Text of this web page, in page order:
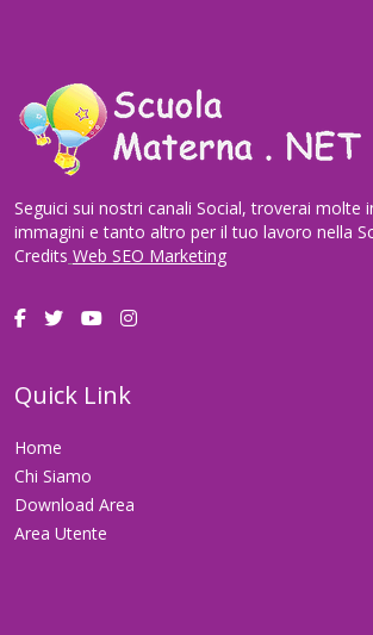
Seguici sui nostri canali Social, troverai molte
immagini e tanto altro per il tuo lavoro nella
Credits Web SEO Marketing
Quick Link
Home
Chi Siamo
Download Area
Area Utente